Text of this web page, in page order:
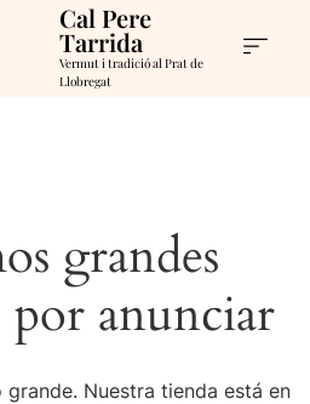
Cal Pere
Tarrida
Vermut i tradició al Prat de
Llobregat
grandes
anunciar
Nuestra tienda está en